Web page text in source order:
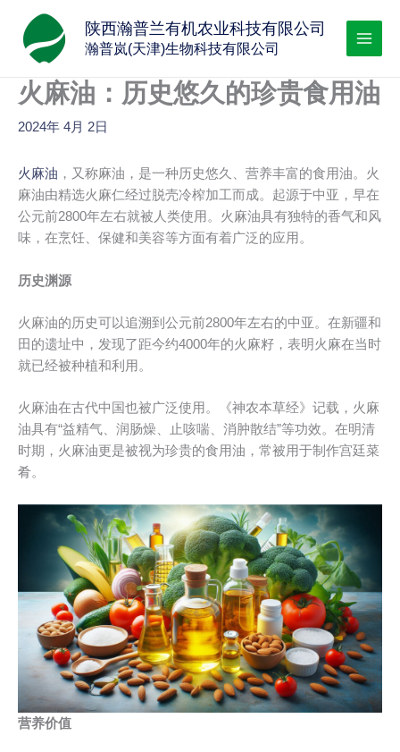
陕西瀚普兰有机农业科技有限公司
瀚普岚(天津)生物科技有限公司
火麻油：历史悠久的珍贵食用油
2024年 4月 2日
火麻油 ，又称麻油，是一种历史悠久、营养丰富的食用油。火
麻油由精选火麻仁经过脱壳冷榨加工而成。起源于中亚，早在
公元前2800年左右就被人类使用。火麻油具有独特的香气和风
味，在烹饪、保健和美容等方面有着广泛的应用。
历史渊源
火麻油的历史可以追溯到公元前2800年左右的中亚。在新疆和
田的遗址中，发现了距今约4000年的火麻籽，表明火麻在当时
就已经被种植和利用。
火麻油在古代中国也被广泛使用。《神农本草经》记载，火麻
油具有“益精气、润肠燥、止咳喘、消肿散结”等功效。在明清
时期，火麻油更是被视为珍贵的食用油，常被用于制作宫廷菜
肴。
营养价值